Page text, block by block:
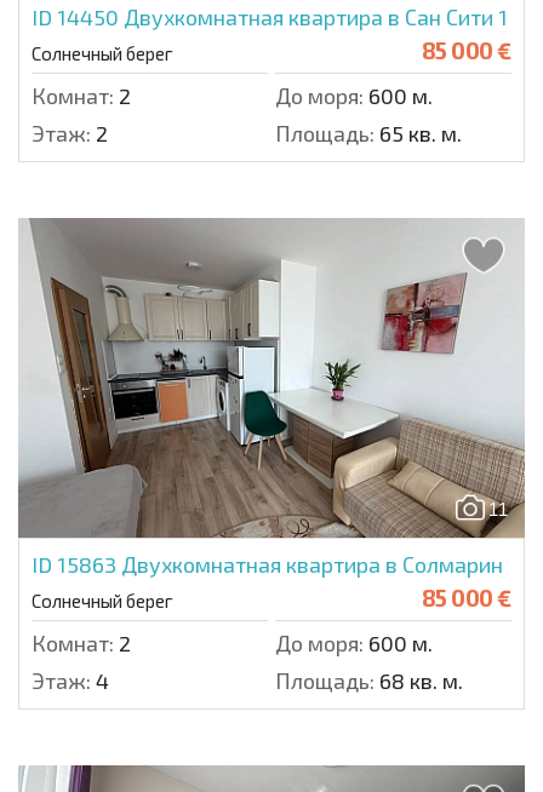
ID 14450 Двухкомнатная квартира в Сан Сити 1
Солнечный берег 85 000 €
Комнат: 2 До моря: 600 м.
Этаж: 2 Площадь: 65 кв. м.
11
ID 15863 Двухкомнатная квартира в Солмарин
Солнечный берег 85 000 €
Комнат: 2 До моря: 600 м.
Этаж: 4 Площадь: 68 кв. м.